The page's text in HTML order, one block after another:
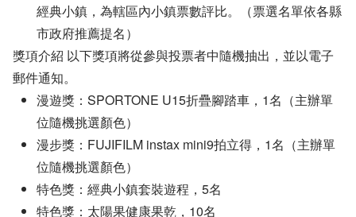
經典小鎮，為轄區內小鎮票數評比。（票選名單依各縣
市政府推薦提名）
獎項介紹 以下獎項將從參與投票者中隨機抽出，並以電子
郵件通知。
漫遊獎：SPORTONE U15折疊腳踏車，1名（主辦單
位隨機挑選顏色）
漫步獎：FUJIFILM instax mini9拍立得，1名（主辦單
位隨機挑選顏色）
特色獎：經典小鎮套裝遊程，5名
特色獎：太陽果健康果乾，10名